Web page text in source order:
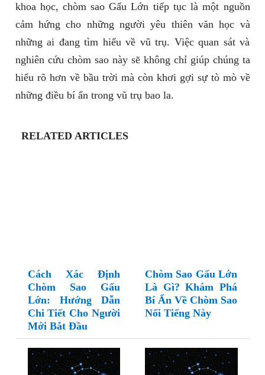
khoa học, chòm sao Gấu Lớn tiếp tục là một nguồn
cảm hứng cho những người yêu thiên văn học và
những ai đang tìm hiểu về vũ trụ. Việc quan sát và
nghiên cứu chòm sao này sẽ không chỉ giúp chúng ta
hiểu rõ hơn về bầu trời mà còn khơi gợi sự tò mò về
những điều bí ẩn trong vũ trụ bao la.
RELATED ARTICLES
Cách Xác Định
Chòm Sao Gấu
Lớn: Hướng Dẫn
Chi Tiết Cho Người
Mới Bắt Đầu
Chòm Sao Gấu Lớn
Là Gì? Khám Phá
Bí Ẩn Về Chòm Sao
Nổi Tiếng Này